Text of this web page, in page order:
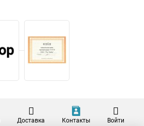
Доставка Контакты Войти